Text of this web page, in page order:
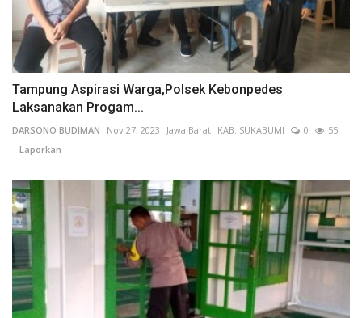
Tampung Aspirasi Warga,Polsek Kebonpedes
Laksanakan Progam...
DARSONO BUDIMAN Nov 27, 2023 Jawa Barat KAB. SUKABUMI 0
55
Laporkan